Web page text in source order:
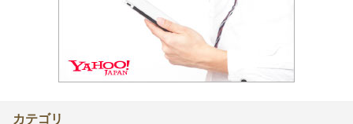
カテゴリ